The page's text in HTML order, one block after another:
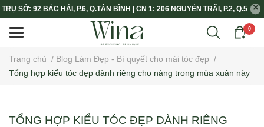
TRỤ SỞ: 92 BẮC HẢI, P.6, Q.TÂN BÌNH | CN 1: 206 NGUYỄN TRÃI, P.2, Q.5
0
Trang chủ / Blog Làm Đẹp - Bí quyết cho mái tóc đẹp /
Tổng hợp kiểu tóc đẹp dành riêng cho nàng trong mùa xuân này
TỔNG HỢP KIỂU TÓC ĐẸP DÀNH RIÊNG